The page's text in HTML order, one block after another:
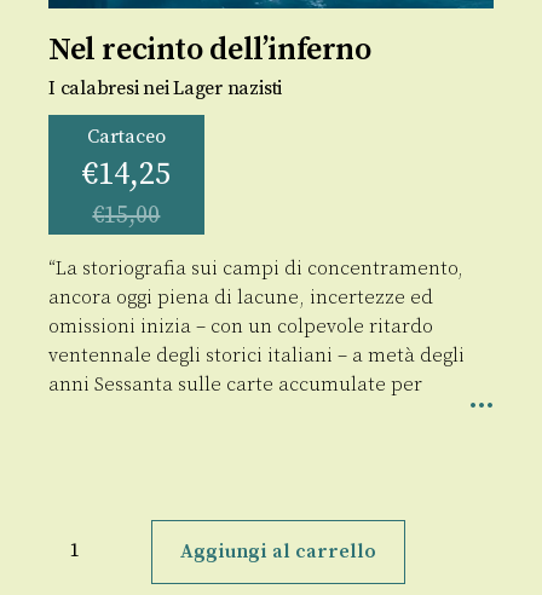
Nel recinto dell’inferno
I calabresi nei Lager nazisti
Cartaceo
€14,25
€15,00
“ La storiografia sui campi di concentramento,
ancora oggi piena di lacune, incertezze ed
omissioni inizia – con un colpevole ritardo
ventennale degli storici italiani – a metà degli
anni Sessanta sulle carte accumulate per
recinto
Aggiungi al carrello